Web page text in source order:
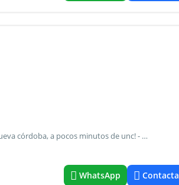
Hermoso monoambiente situado en excelente zona de nueva córdoba, a pocos minutos de unc! - Living comedor - baño ubicado en el ingreso - cocina americana - dormitorio con placard amplio. * El departamento actualmente posee instalación eléctrica en termotanque y anafe. Ambientes: living comedor cocina abierta dormitorio con placard baño completo
WhatsApp